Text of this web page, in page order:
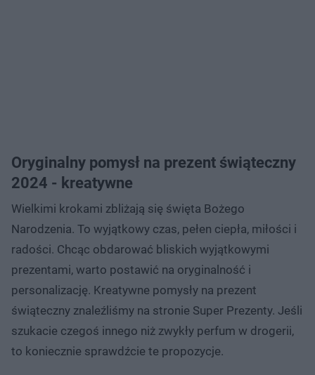
Oryginalny pomysł na prezent świąteczny
2024 - kreatywne
Wielkimi krokami zbliżają się święta Bożego
Narodzenia. To wyjątkowy czas, pełen ciepła, miłości i
radości. Chcąc obdarować bliskich wyjątkowymi
prezentami, warto postawić na oryginalność i
personalizację. Kreatywne pomysły na prezent
świąteczny znaleźliśmy na stronie Super Prezenty. Jeśli
szukacie czegoś innego niż zwykły perfum w drogerii,
to koniecznie sprawdźcie te propozycje.